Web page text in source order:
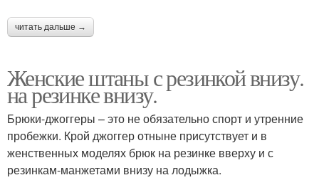
читать дальше →
Женские штаны с резинкой внизу.
на резинке внизу.
Брюки-джоггеры – это не обязательно спорт и утренние
пробежки. Крой джоггер отныне присутствует и в
женственных моделях брюк на резинке вверху и с
резинкам-манжетами внизу на лодыжка.